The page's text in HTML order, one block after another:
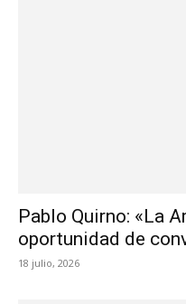
Pablo Quirno: «La
oportunidad de
18 julio, 2026